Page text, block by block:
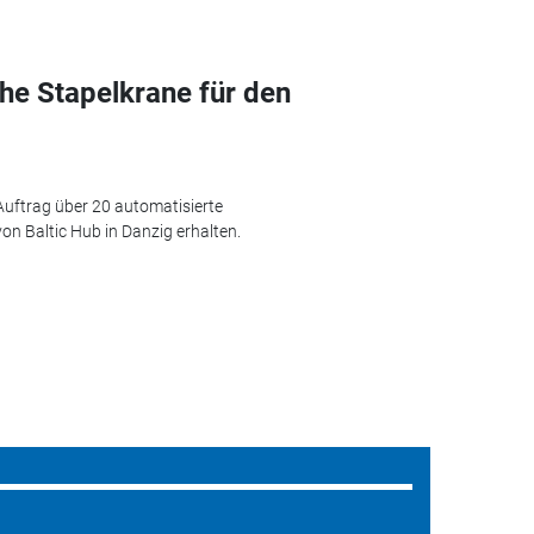
Stapelkrane für den
über 20 automatisierte
Baltic Hub in Danzig erhalten.